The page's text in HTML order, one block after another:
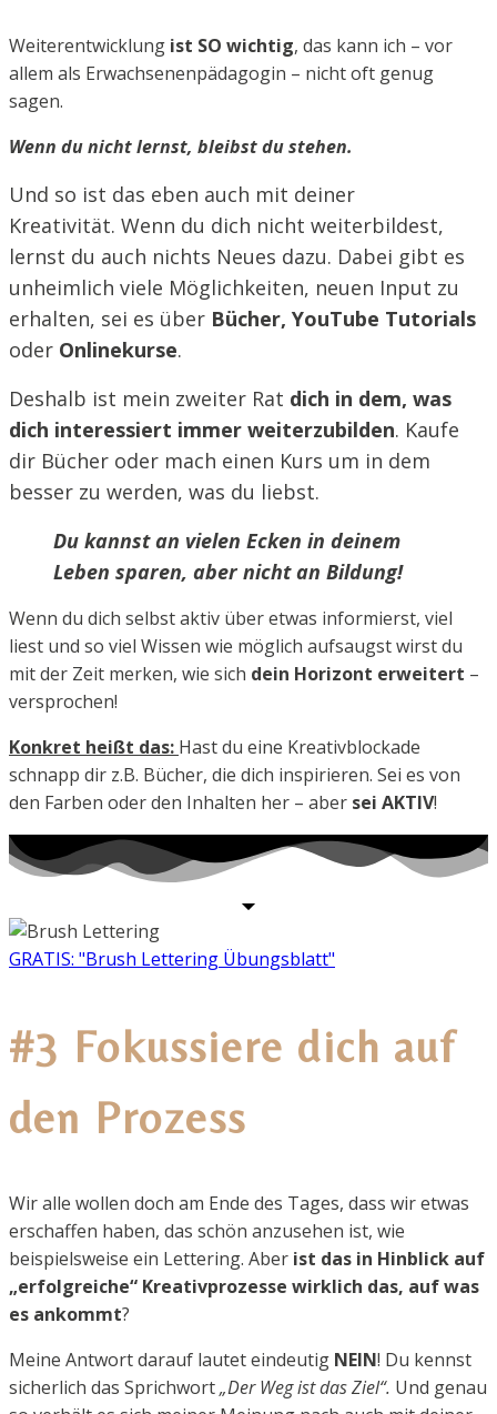
Weiterentwicklung ist SO wichtig, das kann ich – vor
allem als Erwachsenenpädagogin – nicht oft genug
sagen.
Wenn du nicht lernst, bleibst du stehen.
Und so ist das eben auch mit deiner
Kreativität. Wenn du dich nicht weiterbildest,
lernst du auch nichts Neues dazu. Dabei gibt es
unheimlich viele Möglichkeiten, neuen Input zu
erhalten, sei es über Bücher, YouTube Tutorials
oder Onlinekurse.
Deshalb ist mein zweiter Rat dich in dem, was
dich interessiert immer weiterzubilden. Kaufe
dir Bücher oder mach einen Kurs um in dem
besser zu werden, was du liebst.
Du kannst an vielen Ecken in deinem
Leben sparen, aber nicht an Bildung!
Wenn du dich selbst aktiv über etwas informierst, viel
liest und so viel Wissen wie möglich aufsaugst wirst du
mit der Zeit merken, wie sich dein Horizont erweitert –
versprochen!
Konkret heißt das: Hast du eine Kreativblockade
schnapp dir z.B. Bücher, die dich inspirieren. Sei es von
den Farben oder den Inhalten her – aber sei AKTIV!
GRATIS: "Brush Lettering Übungsblatt"
#3 Fokussiere dich auf
den Prozess
Wir alle wollen doch am Ende des Tages, dass wir etwas
erschaffen haben, das schön anzusehen ist, wie
beispielsweise ein Lettering. Aber ist das in Hinblick auf
„erfolgreiche“ Kreativprozesse wirklich das, auf was
es ankommt?
Meine Antwort darauf lautet eindeutig NEIN! Du kennst
sicherlich das Sprichwort„Der Weg ist das Ziel“. Und genau